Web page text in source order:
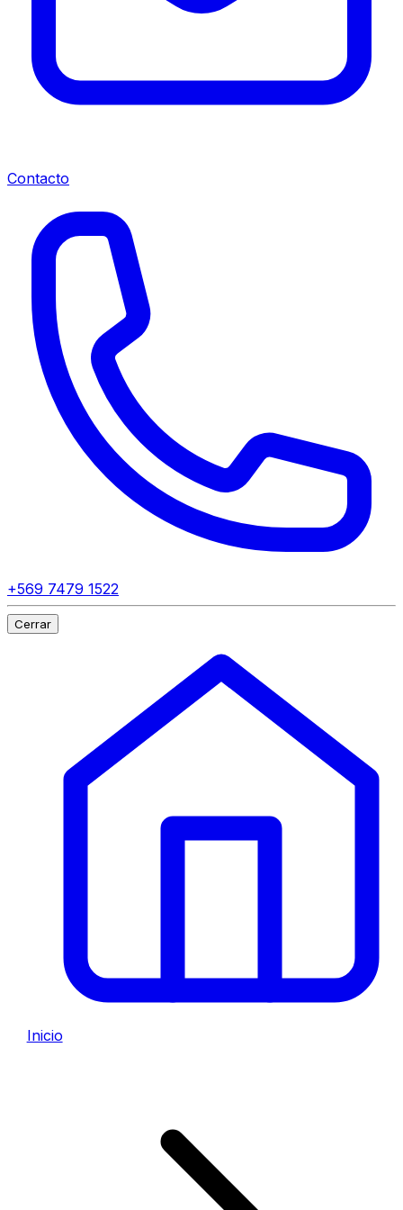
Contacto
+569 7479 1522
Cerrar
Inicio